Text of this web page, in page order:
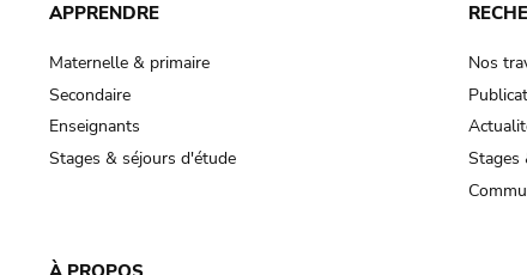
APPRENDRE
Maternelle & primaire
Secondaire
Enseignants
Stages & séjours d'étude
Nos
Stages